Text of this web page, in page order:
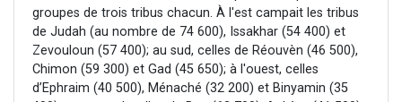
groupes de trois tribus chacun. À l'est campait les tribus
de Judah (au nombre de 74 600), Issakhar (54 400) et
Zevouloun (57 400); au sud, celles de Réouvèn (46 500),
Chimon (59 300) et Gad (45 650); à l'ouest, celles
d’Ephraim (40 500), Ménaché (32 200) et Binyamin (35